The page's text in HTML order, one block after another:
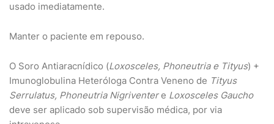
usado imediatamente.
Manter o paciente em repouso.
O Soro Antiaracnídico (Loxosceles, Phoneutria e Tityus) +
Imunoglobulina Heteróloga Contra Veneno de Tityus
Serrulatus, Phoneutria Nigriventere Loxosceles Gaucho
deve ser aplicado sob supervisão médica, por via